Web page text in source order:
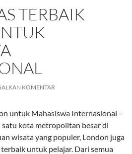
TERBAIK
KOMENTAR
untuk Mahasiswa Internasional –
kota metropolitan besar di
wisata yang populer, London juga
untuk pelajar. Dari semua